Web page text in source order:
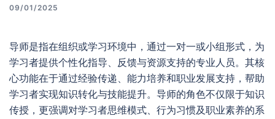
09/01/2025
导师是指在组织或学习环境中，通过一对一或小组形式，为
学习者提供个性化指导、反馈与资源支持的专业人员。其核
心功能在于通过经验传递、能力培养和职业发展支持，帮助
学习者实现知识转化与技能提升。导师的角色不仅限于知识
传授，更强调对学习者思维模式、行为习惯及职业素养的系